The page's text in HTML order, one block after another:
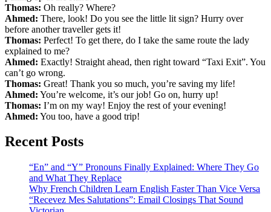
Thomas: Oh really? Where?
Ahmed: There, look! Do you see the little lit sign? Hurry over
before another traveller gets it!
Thomas: Perfect! To get there, do I take the same route the lady
explained to me?
Ahmed: Exactly! Straight ahead, then right toward “Taxi Exit”. You
can’t go wrong.
Thomas: Great! Thank you so much, you’re saving my life!
Ahmed: You’re welcome, it’s our job! Go on, hurry up!
Thomas: I’m on my way! Enjoy the rest of your evening!
Ahmed: You too, have a good trip!
Recent Posts
“En” and “Y” Pronouns Finally Explained: Where They Go
and What They Replace
Why French Children Learn English Faster Than Vice Versa
“Recevez Mes Salutations”: Email Closings That Sound